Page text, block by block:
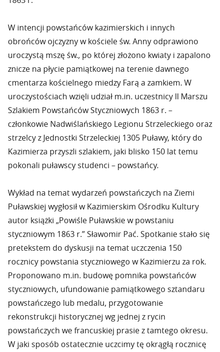
W intencji powstańców kazimierskich i innych
obrońców ojczyzny w kościele św. Anny odprawiono
uroczystą mszę św., po której złożono kwiaty i zapalono
znicze na płycie pamiątkowej na terenie dawnego
cmentarza kościelnego miedzy Farą a zamkiem. W
uroczystościach wzięli udział m.in. uczestnicy II Marszu
Szlakiem Powstańców Styczniowych 1863 r. –
członkowie Nadwiślańskiego Legionu Strzeleckiego oraz
strzelcy z Jednostki Strzeleckiej 1305 Puławy, który do
Kazimierza przyszli szlakiem, jaki blisko 150 lat temu
pokonali puławscy studenci – powstańcy.
Wykład na temat wydarzeń powstańczych na Ziemi
Puławskiej wygłosił w Kazimierskim Ośrodku Kultury
autor książki „Powiśle Puławskie w powstaniu
styczniowym 1863 r.” Sławomir Pać. Spotkanie stało się
pretekstem do dyskusji na temat uczczenia 150
rocznicy powstania styczniowego w Kazimierzu za rok.
Proponowano m.in. budowę pomnika powstańców
styczniowych, ufundowanie pamiątkowego sztandaru
powstańczego lub medalu, przygotowanie
rekonstrukcji historycznej wg jednej z rycin
powstańczych we francuskiej prasie z tamtego okresu.
W jaki sposób ostatecznie uczcimy tę okrągłą rocznicę